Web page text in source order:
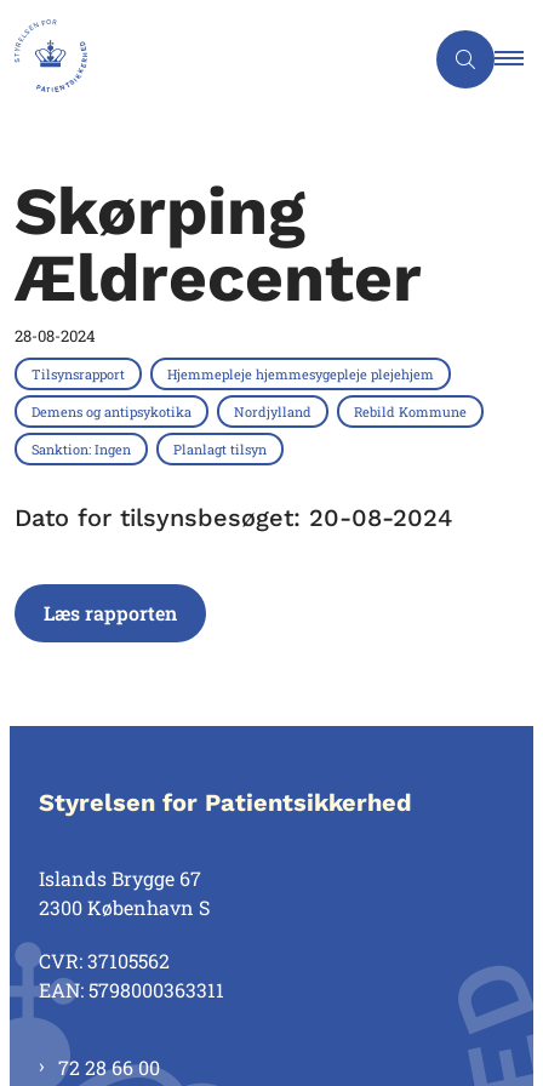
Skørping
Ældrecenter
28-08-2024
Tilsynsrapport Hjemmepleje hjemmesygepleje plejehjem
Demens og antipsykotika Nordjylland Rebild Kommune
Sanktion: Ingen Planlagt tilsyn
Dato for tilsynsbesøget: 20-08-2024
Læs rapporten
Styrelsen for Patientsikkerhed
Islands Brygge 67
2300 København S
CVR: 37105562
EAN: 5798000363311
72 28 66 00